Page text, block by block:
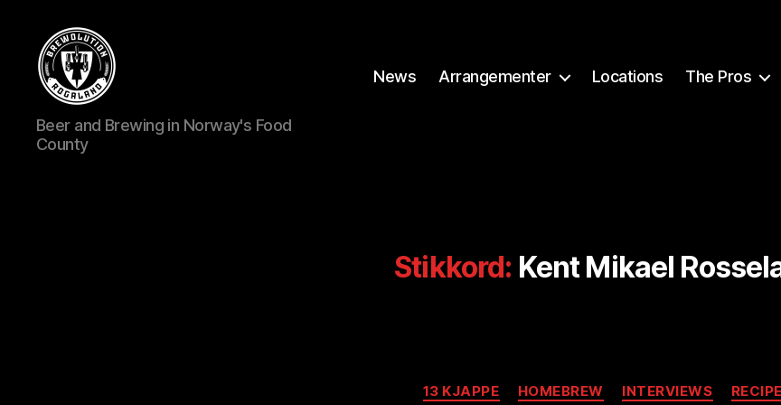
BREWOLUTION
ROGALAND
Beer and Brewing in Norway's Food
County
News Arrangementer Locations The Pros
Stikkord: Kent Mikael
Kategorier
13 KJAPPE HOMEBREW INTERVIEWS